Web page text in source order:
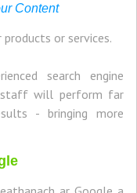
Content
or services.
search engine
staff will perform far
- bringing more